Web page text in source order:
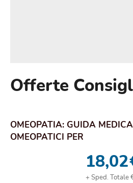
Offerte
OMEOPATIA: GUIDA
OMEOPATICI PER
18,02
+ Sped. Totale